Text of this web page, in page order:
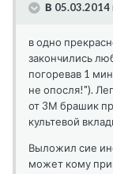
В 05.03.2014
в одно
закончились
погоревав 1
не опосля!").
от 3М брашик
культевой
Выложил сие
может кому